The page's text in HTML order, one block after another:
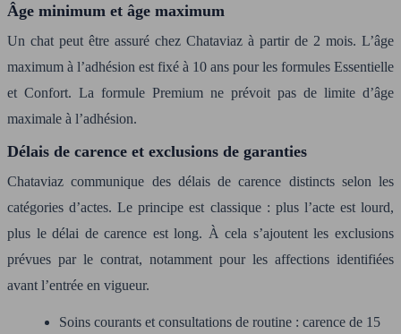
Âge minimum et âge maximum
Un chat peut être assuré chez Chataviaz à partir de 2 mois. L’âge
maximum à l’adhésion est fixé à 10 ans pour les formules Essentielle
et Confort. La formule Premium ne prévoit pas de limite d’âge
maximale à l’adhésion.
Délais de carence et exclusions de garanties
Chataviaz communique des délais de carence distincts selon les
catégories d’actes. Le principe est classique : plus l’acte est lourd,
plus le délai de carence est long. À cela s’ajoutent les exclusions
prévues par le contrat, notamment pour les affections identifiées
avant l’entrée en vigueur.
Soins courants et consultations de routine : carence de 15